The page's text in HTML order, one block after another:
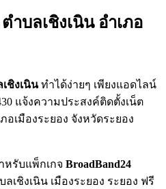
ำบลเชิงเนิน อำเภอ
ชิงเนินทำได้ง่ายๆ เพียงแอดไลน์
แจ้งความประสงค์ติดตั้งเน็ต
อเมืองระยอง จังหวัดระยอง
หรับแพ็กเกจ BroadBand24
ลเชิงเนิน เมืองระยอง ระยอง ฟรี